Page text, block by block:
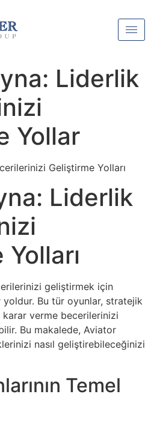
Liderlik
Yollar
Geliştirme Yolları
Liderlik
geliştirmek için
Bu tür oyunlar, stratejik
verme becerilerinizi
Bu makalede, Aviator
nasıl geliştirebileceğinizi
Temel